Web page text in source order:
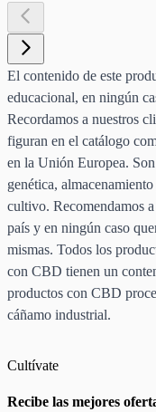
El contenido de este
educacional, en ningún
Recordamos a nuestros
figuran en el catálogo
en la Unión Europea.
genética,
cultivo. Recomendamos
país y en ningún caso
mismas. Todos los
con CBD tienen un
productos con CBD
cáñamo industrial.
Cultívate
Recibe las mejores